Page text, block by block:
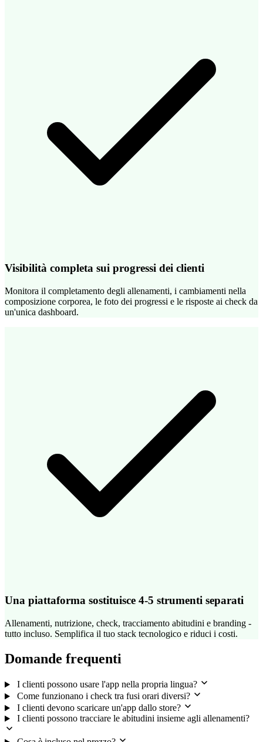
Visibilità completa sui progressi dei clienti
Monitora il completamento degli allenamenti, i cambiamenti nella
composizione corporea, le foto dei progressi e le risposte ai check da
un'unica dashboard.
Una piattaforma sostituisce 4-5 strumenti separati
Allenamenti, nutrizione, check, tracciamento abitudini e branding -
tutto incluso. Semplifica il tuo stack tecnologico e riduci i costi.
Domande frequenti
I clienti possono usare l'app nella propria lingua?
Come funzionano i check tra fusi orari diversi?
I clienti devono scaricare un'app dallo store?
I clienti possono tracciare le abitudini insieme agli allenamenti?